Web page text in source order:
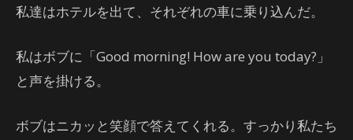
私達はホテルを出て、それぞれの車に乗り込んだ。
私はボブに「Good morning! How are you today?」
と声を掛ける。
ボブはニカッと笑顔で答えてくれる。すっかり私たち